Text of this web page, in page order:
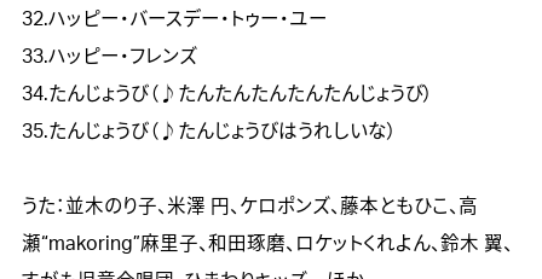
32.ハッピー・バースデー・トゥー・ユー
33.ハッピー・フレンズ
34.たんじょうび（♪たんたんたんたんたんじょうび）
35.たんじょうび（♪たんじょうびはうれしいな）
うた：並木のり子、米澤 円、ケロポンズ、藤本ともひこ、高
瀬“makoring”麻里子、和田琢磨、ロケットくれよん、鈴木 翼、